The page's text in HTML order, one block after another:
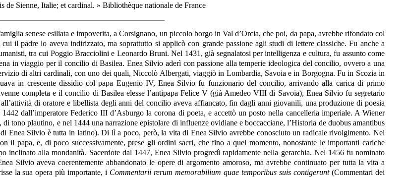
de Sienne, Italie; et cardinal. » Bibliothèque nationale de France
senese esiliata e impoverita, a Corsignano, un piccolo borgo in Val d’Orcia, che poi, da papa, avrebbe rifondato col
il padre lo aveva indirizzato, ma soprattutto si applicò con grande passione agli studi di lettere classiche. Fu anche a
tra cui Poggio Bracciolini e Leonardo Bruni. Nel 1431, già segnalatosi per intelligenza e cultura, fu assunto come
in viaggio per il concilio di Basilea. Enea Silvio aderì con passione alla temperie ideologica del concilio, ovvero a una
di altri cardinali, con uno dei quali, Niccolò Albergati, viaggiò in Lombardia, Savoia e in Borgogna. Fu in Scozia in
in crescente dissidio col papa Eugenio IV, Enea Silvio fu funzionario del concilio, arrivando alla carica di primo
completa e il concilio di Basilea elesse l’antipapa Felice V (già Amedeo VIII di Savoia), Enea Silvio fu segretario
di oratore e libellista degli anni del concilio aveva affiancato, fin dagli anni giovanili, una produzione di poesia
dall’imperatore Federico III d’Asburgo la corona di poeta, e accettò un posto nella cancelleria imperiale. A Wiener
tono plautino, e nel 1444 una narrazione epistolare di influenze ovidiane e boccacciane, l’Historia de duobus amantibus
Enea Silvio è tutta in latino). Di lì a poco, però, la vita di Enea Silvio avrebbe conosciuto un radicale rivolgimento. Nel
il papa, e, di poco successivamente, prese gli ordini sacri, che fino a quel momento, nonostante le importanti cariche
inclinato alla mondanità. Sacerdote dal 1447, Enea Silvio progredì rapidamente nella gerarchia. Nel 1456 fu nominato
Silvio aveva coerentemente abbandonato le opere di argomento amoroso, ma avrebbe continuato per tutta la vita a
la sua opera più importante, i Commentarii rerum memorabilium quae temporibus suis contigerunt(Commentari dei